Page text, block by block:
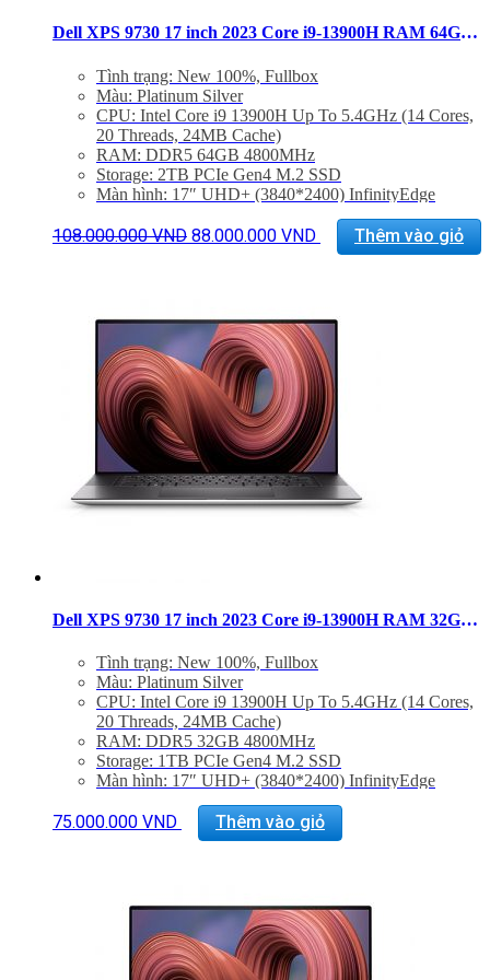
Dell XPS 9730 17 inch 2023 Core i9-13900H RAM 64GB SSD 2TB UHD+ RTX 4080
Tình trạng: New 100%, Fullbox
Màu: Platinum Silver
CPU: Intel Core i9 13900H Up To 5.4GHz (14 Cores,
20 Threads, 24MB Cache)
RAM: DDR5 64GB 4800MHz
Storage: 2TB PCIe Gen4 M.2 SSD
Màn hình: 17″ UHD+ (3840*2400) InfinityEdge
VGA: NVIDIA® GeForce RTX™ 4080 12GB
108.000.000VND Giá
gốc
88.000.000 VND Giá
hiện
Thêm vào giỏ
Dell XPS 9730 17 inch 2023 Core i9-13900H RAM 32GB SSD 1TB UHD+ RTX 4080
Tình trạng: New 100%, Fullbox
Màu: Platinum Silver
CPU: Intel Core i9 13900H Up To 5.4GHz (14 Cores,
20 Threads, 24MB Cache)
RAM: DDR5 32GB 4800MHz
Storage: 1TB PCIe Gen4 M.2 SSD
Màn hình: 17″ UHD+ (3840*2400) InfinityEdge
VGA: NVIDIA® GeForce RTX™ 4080 12GB
75.000.000 VND Thêm vào giỏ